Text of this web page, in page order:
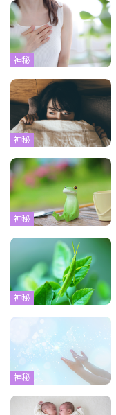
神秘
神秘
神秘
神秘
神秘